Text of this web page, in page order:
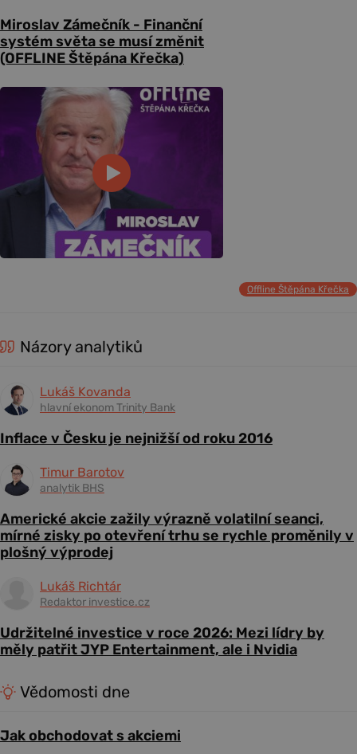
Miroslav Zámečník - Finanční
systém světa se musí změnit
(OFFLINE Štěpána Křečka)
Offline Štěpána Křečka
Názory analytiků
Lukáš Kovanda
hlavní ekonom Trinity Bank
Inflace v Česku je nejnižší od roku 2016
Timur Barotov
analytik BHS
Americké akcie zažily výrazně volatilní seanci,
mírné zisky po otevření trhu se rychle proměnily v
plošný výprodej
Lukáš Richtár
Redaktor investice.cz
Udržitelné investice v roce 2026: Mezi lídry by
měly patřit JYP Entertainment, ale i Nvidia
Vědomosti dne
Jak obchodovat s akciemi